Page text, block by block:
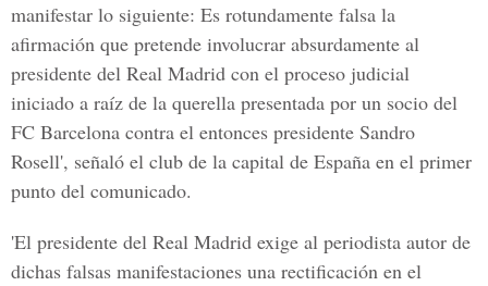
manifestar lo siguiente: Es rotundamente falsa la
afirmación que pretende involucrar absurdamente al
presidente del Real Madrid con el proceso judicial
iniciado a raíz de la querella presentada por un socio del
FC Barcelona contra el entonces presidente Sandro
Rosell', señaló el club de la capital de España en el primer
punto del comunicado.
'El presidente del Real Madrid exige al periodista autor de
dichas falsas manifestaciones una rectificación en el